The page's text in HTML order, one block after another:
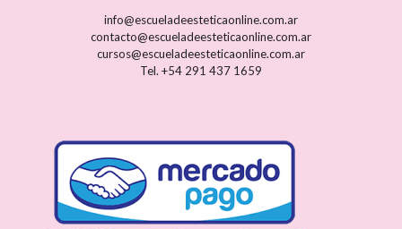
info@escueladeesteticaonline.com.ar
contacto@escueladeesteticaonline.com.ar
cursos@escueladeesteticaonline.com.ar
Tel. +54 291 437 1659